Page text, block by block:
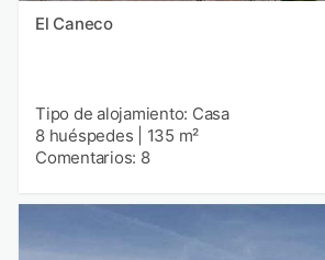
El Caneco
Tipo de alojamiento: Casa
8 huéspedes
135 m²
Comentarios: 8